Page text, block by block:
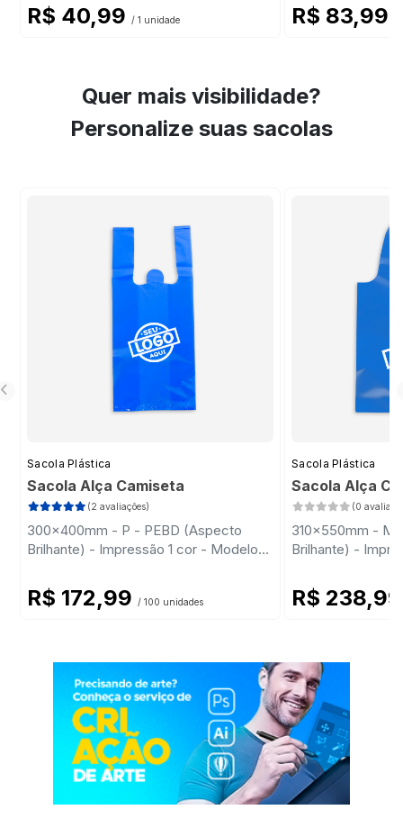
R$ 40,99 / 1 unidade R$ 83,99
Quer mais visibilidade?
Personalize suas sacolas
Sacola Plástica
Sacola Alça Camiseta
(2 avaliações)
300x400mm - P - PEBD (Aspecto
Brilhante) - Impressão 1 cor - Modelo
R$ 172,99 / 100 unidades
Sacola Plástica
Sacola Alça
(0
310x550mm - M
Brilhante) -
R$